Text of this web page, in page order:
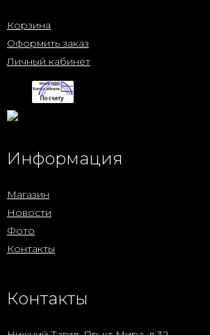
Корзина
Оформить заказ
Личный кабинет
Информация
Магазин
Новости
Фото
Контакты
Контакты